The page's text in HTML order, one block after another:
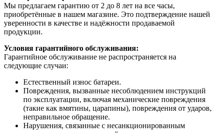
Мы предлагаем гарантию от 2 до 8 лет на все часы,
приобретённые в нашем магазине. Это подтверждение нашей
уверенности в качестве и надёжности продаваемой
продукции.
Условия гарантийного обслуживания:
Гарантийное обслуживание не распространяется на
следующие случаи:
Естественный износ батареи.
Повреждения, вызванные несоблюдением инструкций
по эксплуатации, включая механические повреждения
(такие как вмятины, царапины), повреждения от ударов,
неправильное обращение.
Нарушения, связанные с несанкционированным